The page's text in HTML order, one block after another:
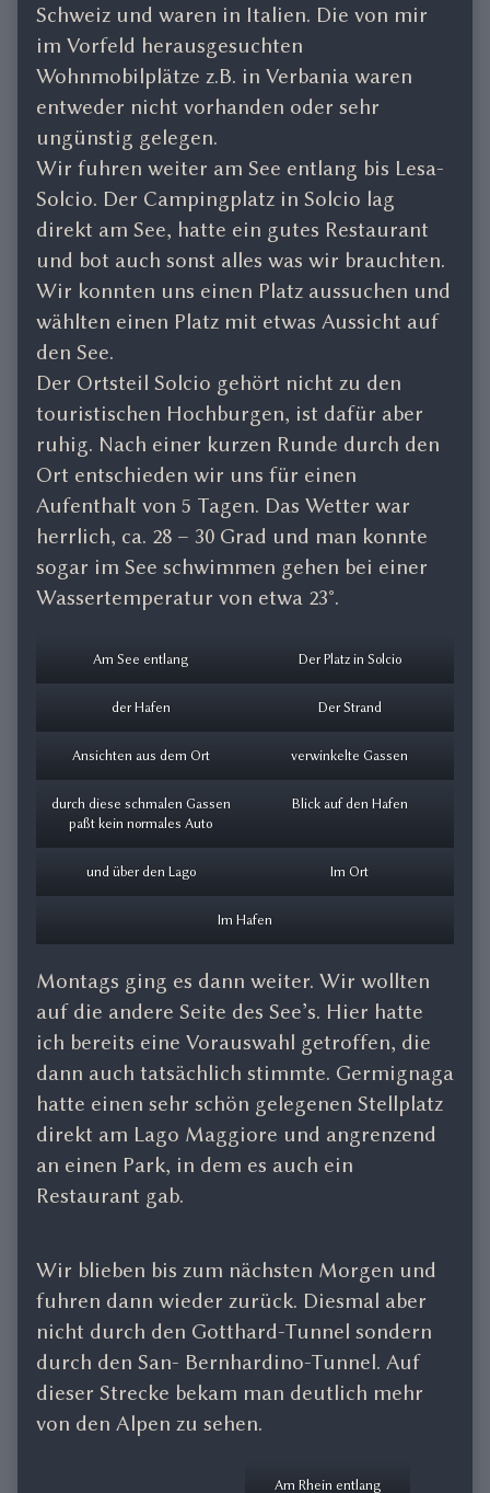
Schweiz und waren in Italien. Die von mir
im Vorfeld herausgesuchten
Wohnmobilplätze z.B. in Verbania waren
entweder nicht vorhanden oder sehr
ungünstig gelegen.
Wir fuhren weiter am See entlang bis Lesa-
Solcio. Der Campingplatz in Solcio lag
direkt am See, hatte ein gutes Restaurant
und bot auch sonst alles was wir brauchten.
Wir konnten uns einen Platz aussuchen und
wählten einen Platz mit etwas Aussicht auf
den See.
Der Ortsteil Solcio gehört nicht zu den
touristischen Hochburgen, ist dafür aber
ruhig. Nach einer kurzen Runde durch den
Ort entschieden wir uns für einen
Aufenthalt von 5 Tagen. Das Wetter war
herrlich, ca. 28 – 30 Grad und man konnte
sogar im See schwimmen gehen bei einer
Wassertemperatur von etwa 23°.
Am See entlang Der Platz in Solcio
der Hafen Der Strand
Ansichten aus dem Ort verwinkelte Gassen
durch diese schmalen Gassen
paßt kein normales Auto
Blick auf den Hafen
und über den Lago Im Ort
Im Hafen
Montags ging es dann weiter. Wir wollten
auf die andere Seite des See’s. Hier hatte
ich bereits eine Vorauswahl getroffen, die
dann auch tatsächlich stimmte. Germignaga
hatte einen sehr schön gelegenen Stellplatz
direkt am Lago Maggiore und angrenzend
an einen Park, in dem es auch ein
Restaurant gab.
Wir blieben bis zum nächsten Morgen und
fuhren dann wieder zurück. Diesmal aber
nicht durch den Gotthard-Tunnel sondern
durch den San- Bernhardino-Tunnel. Auf
dieser Strecke bekam man deutlich mehr
von den Alpen zu sehen.
Am Rhein entlang